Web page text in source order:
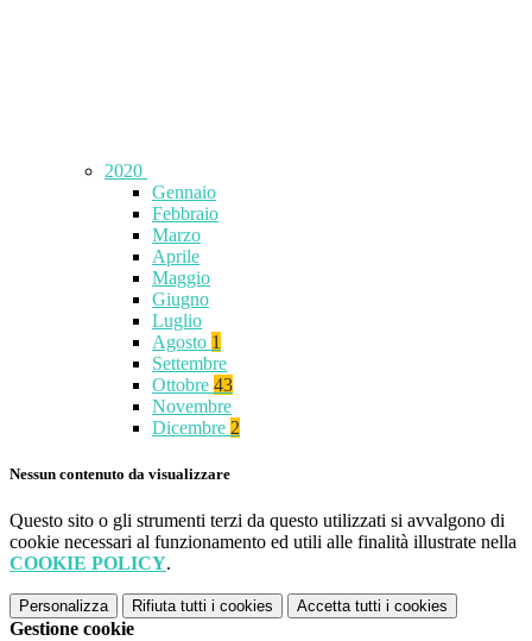
2020
Gennaio
Febbraio
Marzo
Aprile
Maggio
Giugno
Luglio
Agosto 1
Settembre
Ottobre 43
Novembre
Dicembre 2
Nessun contenuto da visualizzare
Questo sito o gli strumenti terzi da questo utilizzati si avvalgono di
cookie necessari al funzionamento ed utili alle finalità illustrate nella
COOKIE POLICY.
Personalizza Rifiuta tutti i cookies Accetta tutti i cookies
Gestione cookie